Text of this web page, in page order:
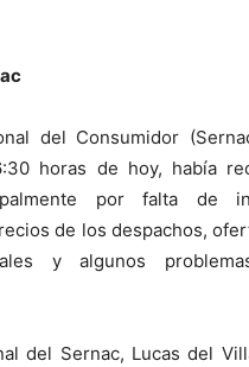
del Consumidor
horas de hoy, había
por falta de
de los despachos,
y algunos
del Sernac, Lucas del